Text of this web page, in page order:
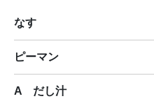
なす
ピーマン
A だし汁